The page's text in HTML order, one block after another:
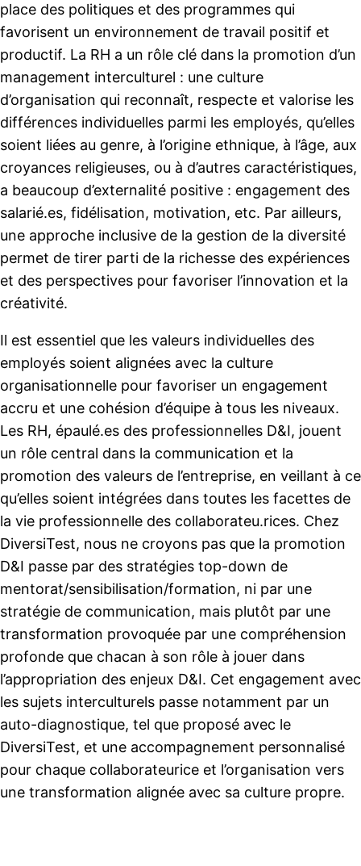
place des politiques et des programmes qui
favorisent un environnement de travail positif et
productif. La RH a un rôle clé dans la promotion d’un
management interculturel : une culture
d’organisation qui reconnaît, respecte et valorise les
différences individuelles parmi les employés, qu’elles
soient liées au genre, à l’origine ethnique, à l’âge, aux
croyances religieuses, ou à d’autres caractéristiques,
a beaucoup d’externalité positive : engagement des
salarié.es, fidélisation, motivation, etc. Par ailleurs,
une approche inclusive de la gestion de la diversité
permet de tirer parti de la richesse des expériences
et des perspectives pour favoriser l’innovation et la
créativité.
Il est essentiel que les valeurs individuelles des
employés soient alignées avec la culture
organisationnelle pour favoriser un engagement
accru et une cohésion d’équipe à tous les niveaux.
Les RH, épaulé.es des professionnelles D&I, jouent
un rôle central dans la communication et la
promotion des valeurs de l’entreprise, en veillant à ce
qu’elles soient intégrées dans toutes les facettes de
la vie professionnelle des collaborateu.rices. Chez
DiversiTest, nous ne croyons pas que la promotion
D&I passe par des stratégies top-down de
mentorat/sensibilisation/formation, ni par une
stratégie de communication, mais plutôt par une
transformation provoquée par une compréhension
profonde que chacan à son rôle à jouer dans
l’appropriation des enjeux D&I. Cet engagement avec
les sujets interculturels passe notamment par un
auto-diagnostique, tel que proposé avec le
DiversiTest, et une accompagnement personnalisé
pour chaque collaborateurice et l’organisation vers
une transformation alignée avec sa culture propre.